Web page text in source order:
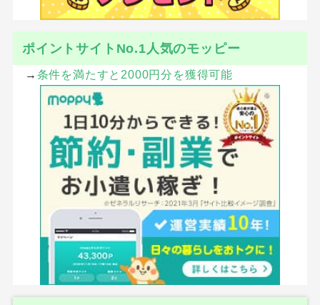
ポイントサイトNo.1人気のモッピー
→ 条件を満たすと2000円分を獲得可能